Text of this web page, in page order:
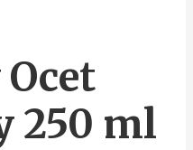
250 ml